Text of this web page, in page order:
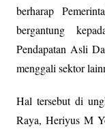
berharap
bergantung
Pendapatan Asli
menggali sektor
Hal tersebut di
Raya, Heriyus M